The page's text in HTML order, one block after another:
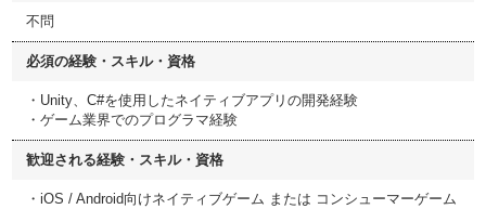
不問
必須の経験・スキル・資格
・Unity、C#を使用したネイティブアプリの開発経験
・ゲーム業界でのプログラマ経験
歓迎される経験・スキル・資格
・iOS / Android向けネイティブゲーム または コンシューマーゲーム